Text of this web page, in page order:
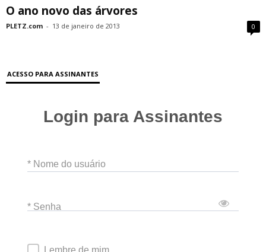
O ano novo das árvores
PLETZ.com - 13 de janeiro de 2013 0
ACESSO PARA ASSINANTES
Login para Assinantes
* Nome do usuário
* Senha
Lembre de mim